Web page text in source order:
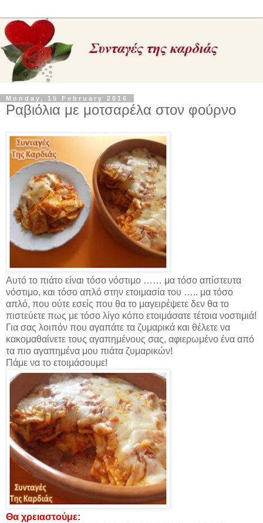
Monday, 15 February 2016
Ραβιόλια με μοτσαρέλα στον φούρνο
Αυτό το πιάτο είναι τόσο νόστιμο …… μα τόσο απίστευτα
νόστιμο, και τόσο απλό στην ετοιμασία του ….. μα τόσο
απλό, που ούτε εσείς που θα το μαγειρέψετε δεν θα το
πιστεύετε πως με τόσο λίγο κόπο ετοιμάσατε τέτοια νοστιμιά!
Για σας λοιπόν που αγαπάτε τα ζυμαρικά και θέλετε να
κακομαθαίνετε τους αγαπημένους σας, αφιερωμένο ένα από
τα πιο αγαπημένα μου πιάτα ζυμαρικών!
Πάμε να το ετοιμάσουμε!
Θα χρειαστούμε: